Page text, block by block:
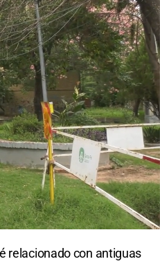
relacionado con antiguas